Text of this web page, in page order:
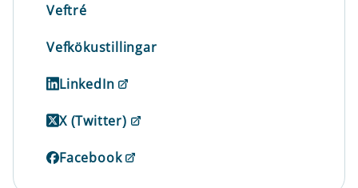
Veftré
Vefkökustillingar
LinkedIn
X (Twitter)
Facebook